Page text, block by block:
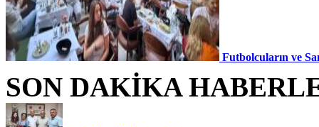
Futbolcuların ve
SON DAKİKA